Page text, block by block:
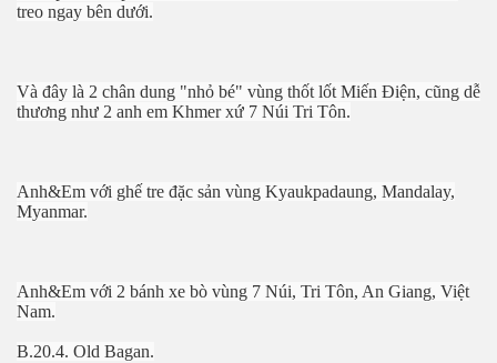
treo ngay bên dưới.
Và đây là 2 chân dung "nhỏ bé" vùng thốt lốt Miến Điện, cũng dễ
thương như 2 anh em Khmer xứ 7 Núi Tri Tôn.
Anh&Em với ghế tre đặc sản vùng Kyaukpadaung, Mandalay,
Myanmar.
Anh&Em với 2 bánh xe bò vùng 7 Núi, Tri Tôn, An Giang, Việt
Nam.
B.20.4. Old Bagan.